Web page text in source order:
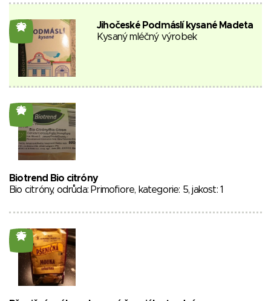
23
Jihočeské Podmáslí kysané Madeta
Kysaný mléčný výrobek
26
Biotrend Bio citróny
Bio citróny, odrůda: Primofiore, kategorie: 5, jakost: 1
25